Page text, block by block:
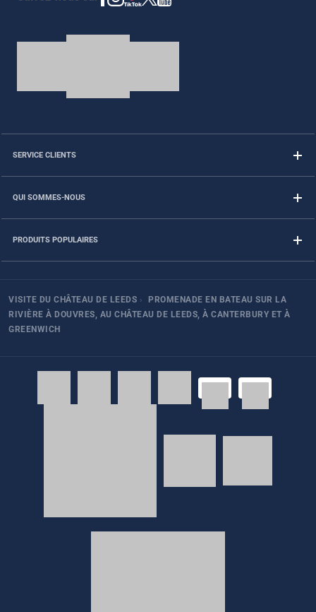
SERVICE CLIENTS
QUI SOMMES-NOUS
PRODUITS POPULAIRES
VISITE DU CHÂTEAU DE LEEDS ›
PROMENADE EN BATEAU SUR LA
RIVIÈRE À DOUVRES, AU CHÂTEAU DE LEEDS, À CANTERBURY ET À
GREENWICH